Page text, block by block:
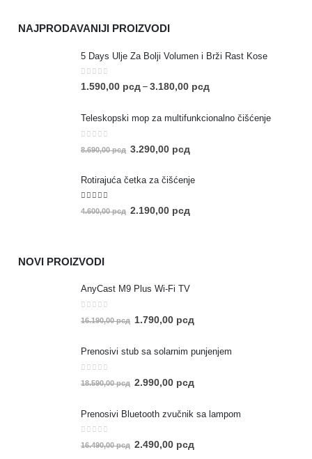
NAJPRODAVANIJI PROIZVODI
5 Days Ulje Za Bolji Volumen i Brži Rast Kose
0 out of 5
1.590,00 рсд – 3.180,00 рсд
Teleskopski mop za multifunkcionalno čišćenje
8.690,00рсд 3.290,00 рсд
Rotirajuća četka za čišćenje
5.00out of 5
4.600,00рсд 2.190,00 рсд
NOVI PROIZVODI
AnyCast M9 Plus Wi-Fi TV
16.190,00рсд 1.790,00 рсд
Prenosivi stub sa solarnim punjenjem
18.590,00рсд 2.990,00 рсд
Prenosivi Bluetooth zvučnik sa lampom
0out of 5
16.490,00рсд 2.490,00 рсд